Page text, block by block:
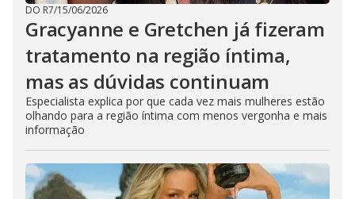
DO R7/15/06/2026
Gracyanne e Gretchen já fizeram
tratamento na região íntima,
mas as dúvidas continuam
Especialista explica por que cada vez mais mulheres estão
olhando para a região íntima com menos vergonha e mais
informação